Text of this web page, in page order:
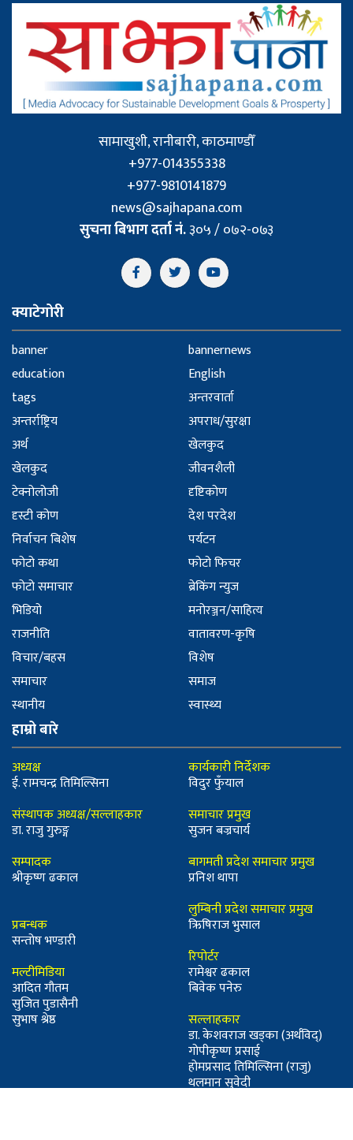
सामाखुशी, रानीबारी, काठमाण्डौँ
+977-014355338
+977-9810141879
news@sajhapana.com
सुचना बिभाग दर्ता नं.३०५ / ०७२-०७३
क्याटेगोरी
banner
bannernews
education
English
tags
अन्तरवार्ता
अन्तर्राष्ट्रिय
अपराध/सुरक्षा
अर्थ
खेलकुद
खेलकुद
जीवनशैली
टेक्नोलोजी
दृष्टिकोण
दृस्टी कोण
देश परदेश
निर्वाचन बिशेष
पर्यटन
फोटो कथा
फोटो फिचर
फोटो समाचार
ब्रेकिंग न्युज
भिडियो
मनोरञ्जन/साहित्य
राजनीति
वातावरण-कृषि
विचार/बहस
विशेष
समाचार
समाज
स्थानीय
स्वास्थ्य
हाम्रो बारे
अध्यक्ष
ई. रामचन्द्र तिमिल्सिना
संस्थापक अध्यक्ष/सल्लाहकार
डा. राजु गुरुङ्ग
सम्पादक
श्रीकृष्ण ढकाल
प्रबन्धक
सन्तोष भण्डारी
मल्टीमिडिया
आदित गौतम
सुजित पुडासैनी
सुभाष श्रेष्ठ
कार्यकारी निर्देशक
विदुर फुँयाल
समाचार प्रमुख
सुजन बज्रचार्य
बागमती प्रदेश समाचार प्रमुख
प्रनिश थापा
लुम्बिनी प्रदेश समाचार प्रमुख
ऋिषिराज भुसाल
रिपोर्टर
रामेश्वर ढकाल
बिवेक पनेरु
सल्लाहकार
डा. केशवराज खड्का (अर्थविद्)
गोपीकृष्ण प्रसाई
होमप्रसाद तिमिल्सिना (राजु)
थलमान सुवेदी